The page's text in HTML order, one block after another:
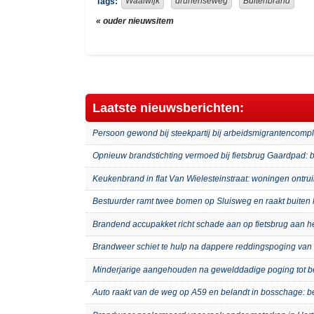
« ouder nieuwsitem
Laatste nieuwsberichten:
Persoon gewond bij steekpartij bij
Opnieuw brandstichting vermoed bij fietsbrug Gaardpad:
Keukenbrand in flat Van Wielesteinstraat: woningen
Bestuurder ramt twee bomen op Sluisweg en raakt
Brandend accupakket richt schade aan op fietsbrug aan
Brandweer schiet te hulp na dappere reddingspoging
Minderjarige aangehouden na gewelddadige poging tot
Auto raakt van de weg op A59 en belandt in bosschage: